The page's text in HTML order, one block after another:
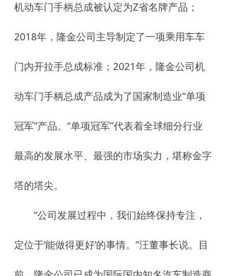
机动车门手柄总成被认定为Z省名牌产品；
2018年，隆金公司主导制定了一项乘用车车
门内开拉手总成标准；2021年，隆金公司机
动车门手柄总成产品成为了国家制造业“单项
冠军”产品。“单项冠军”代表着全球细分行业
最高的发展水平、最强的市场实力，堪称金字
塔的塔尖。
“公司发展过程中，我们始终保持专注，
定位于‘能做得更好’的事情。”汪董事长说。目